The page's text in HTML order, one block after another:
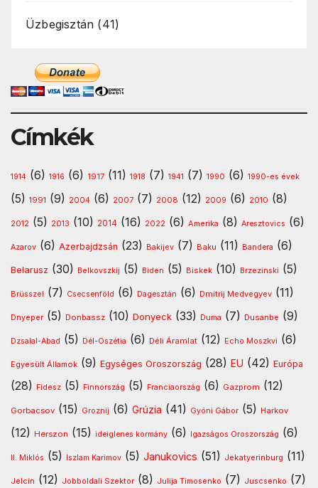
Üzbegisztán (41)
Címkék
1914 (6) 1916 (6) 1917 (11) 1918 (7) 1941 (7) 1990 (6) 1990-es évek
(5) 1991 (9) 2004 (6) 2007 (7) 2008 (12) 2009 (6) 2010 (8)
2012 (5) 2013 (10) 2014 (16) 2022 (6) Amerika (8) Aresztovics (6)
Azarov (6) Azerbajdzsán (23) Bakijev (7) Baku (11) Bandera (6)
Belarusz (30) Belkovszkij (5) Biden (5) Biskek (10) Brzezinski (5)
Brüsszel (7) Csecsenföld (6) Dagesztán (6) Dmitrij Medvegyev (11)
Dnyeper (5) Donbassz (10) Donyeck (33) Duma (7) Dusanbe (9)
Dzsalal-Abad (5) Dél-Oszétia (6) Déli Áramlat (12) Echo Moszkvi (6)
Egyesült Államok (9) Egységes Oroszország (28) EU (42) Európa
(28) Fidesz (5) Finnország (5) Franciaország (6) Gazprom (12)
Gorbacsov (15) Groznij (6) Grúzia (41) Gyóni Gábor (5) Harkov
(12) Herszon (15) ideiglenes kormány (6) Igazságos Oroszország (6)
II. Miklós (5) Iszlam Karimov (5) Janukovics (51) Jekatyerinburg (11)
Jelcin (12) Jobboldali Szektor (8) Julija Timosenko (7) Juscsenko (7)